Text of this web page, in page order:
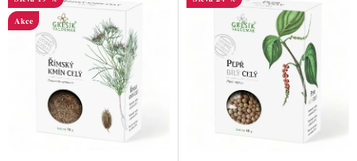
u
k
d
u
Akce